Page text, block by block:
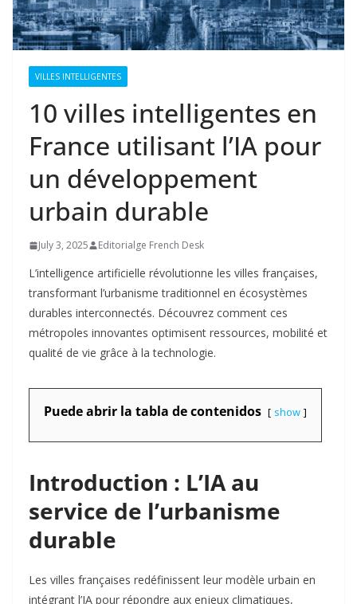
VILLES INTELLIGENTES
10 villes intelligentes en
France utilisant l’IA pour
un développement
urbain durable
July 3, 2025 Editorialge French Desk
L’intelligence artificielle révolutionne les villes françaises,
transformant l’urbanisme traditionnel en écosystèmes
durables interconnectés. Découvrez comment ces
métropoles innovantes optimisent ressources, mobilité et
qualité de vie grâce à la technologie.
Puede abrir la tabla de contenidos show
Introduction : L’IA au
service de l’urbanisme
durable
Les villes françaises redéfinissent leur modèle urbain en
intégrant l’IA pour répondre aux enjeux climatiques,